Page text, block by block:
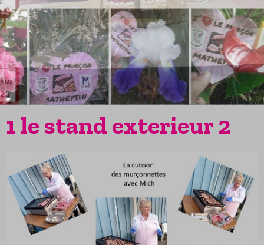
1 le stand exterieur 2